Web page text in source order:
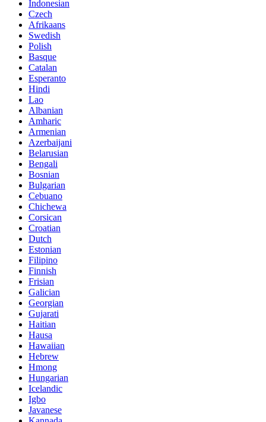
Indonesian
Czech
Afrikaans
Swedish
Polish
Basque
Catalan
Esperanto
Hindi
Lao
Albanian
Amharic
Armenian
Azerbaijani
Belarusian
Bengali
Bosnian
Bulgarian
Cebuano
Chichewa
Corsican
Croatian
Dutch
Estonian
Filipino
Finnish
Frisian
Galician
Georgian
Gujarati
Haitian
Hausa
Hawaiian
Hebrew
Hmong
Hungarian
Icelandic
Igbo
Javanese